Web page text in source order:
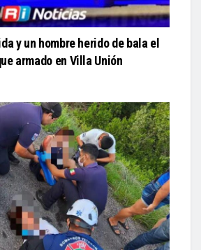
y un hombre herido de bala el
armado en Villa Unión